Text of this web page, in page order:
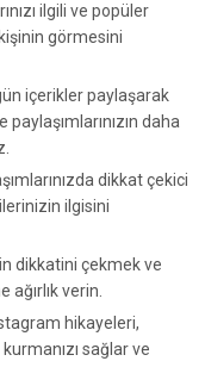
ilgili ve popüler
görmesini
içerikler paylaşarak
daha
dikkat çekici
ilgisini
dikkatini çekmek ve
verin.
hikayeleri,
sağlar ve